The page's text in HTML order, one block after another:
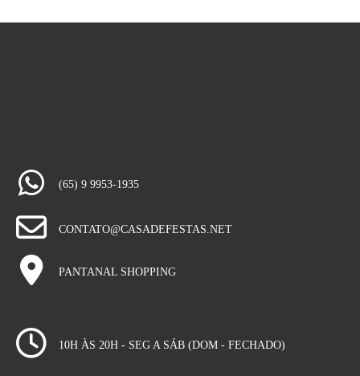
(65) 9 9953-1935
CONTATO@CASADEFESTAS.NET
PANTANAL SHOPPING
10H ÀS 20H - SEG A SÁB (DOM - FECHADO)